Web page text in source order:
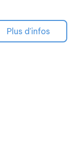
Plus d'infos